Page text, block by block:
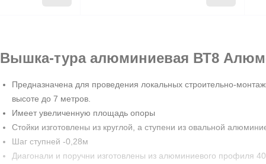
Вышка-тура алюминиевая ВТ8
Предназначена для проведения локальных строительно-
высоте до 7 метров.
Имеет увеличенную площадь опоры
Стойки изготовлены из круглой, а ступени из овальной
Шаг ступней -0,28м
Диагонали и поручни изготовлены из алюминиевого профиля